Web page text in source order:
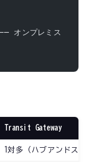
オンプレミス
Transit Gateway
1対多（ハブアンドス